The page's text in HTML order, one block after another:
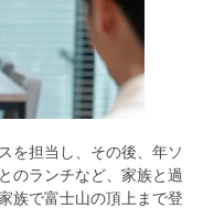
を担当し、その後、年ソ
のランチなど、家族と過
族で富士山の頂上まで登